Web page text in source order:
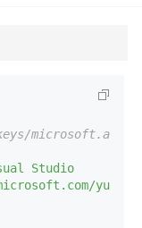
microsoft.asc
Studio